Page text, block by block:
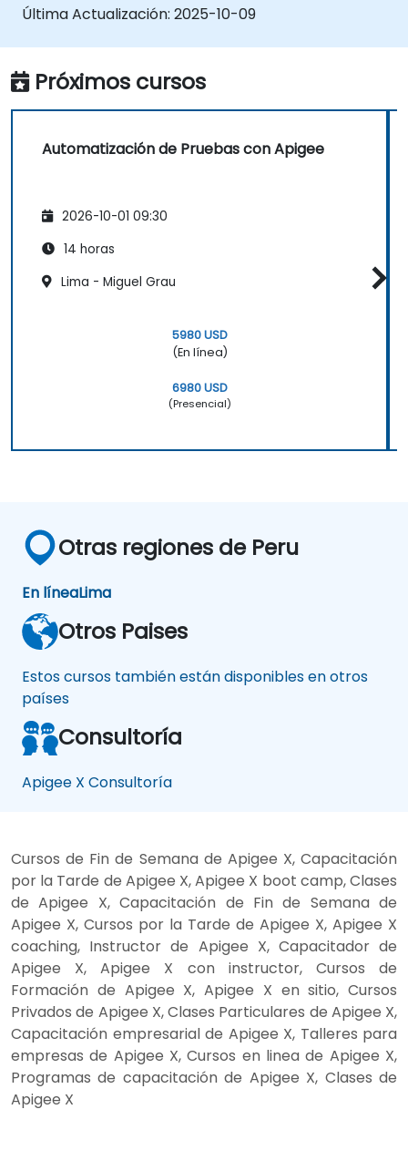
Última Actualización: 2025-10-09
Próximos cursos
Automatización de Pruebas con Apigee
2026-10-01 09:30
14 horas
Lima - Miguel Grau
5980 USD
(En línea)
6980 USD
(Presencial)
Otras regiones de Peru
En líneaLima
Otros Paises
Estos cursos también están disponibles en otros
países
Consultoría
Apigee X Consultoría
Cursos de Fin de Semana de Apigee X, Capacitación
por la Tarde de Apigee X, Apigee X boot camp, Clases
de Apigee X, Capacitación de Fin de Semana de
Apigee X, Cursos por la Tarde de Apigee X, Apigee X
coaching, Instructor de Apigee X, Capacitador de
Apigee X, Apigee X con instructor, Cursos de
Formación de Apigee X, Apigee X en sitio, Cursos
Privados de Apigee X, Clases Particulares de Apigee X,
Capacitación empresarial de Apigee X, Talleres para
empresas de Apigee X, Cursos en linea de Apigee X,
Programas de capacitación de Apigee X, Clases de
Apigee X